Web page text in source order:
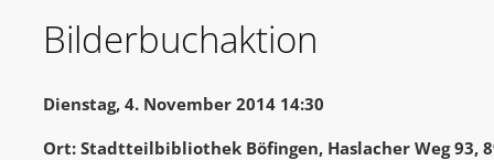
Bilderbuchaktion
Dienstag, 4. November 2014 14:30
Ort: Stadtteilbibliothek Böfingen, Haslacher Weg 93,